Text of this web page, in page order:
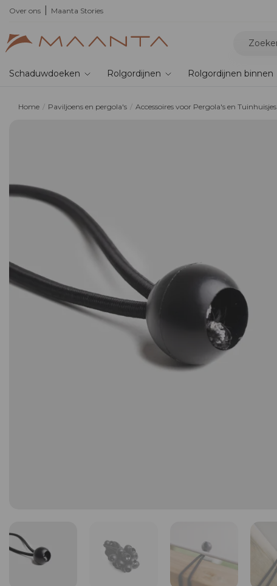
Over ons Maanta Stories
de nieuwe bioklimatische pergola
Schaduwdoeken Rolgordijnen Rolgordijnen binnen
Home Paviljoens en pergola's Accessoires voor Pergola's en Tuinhuisjes